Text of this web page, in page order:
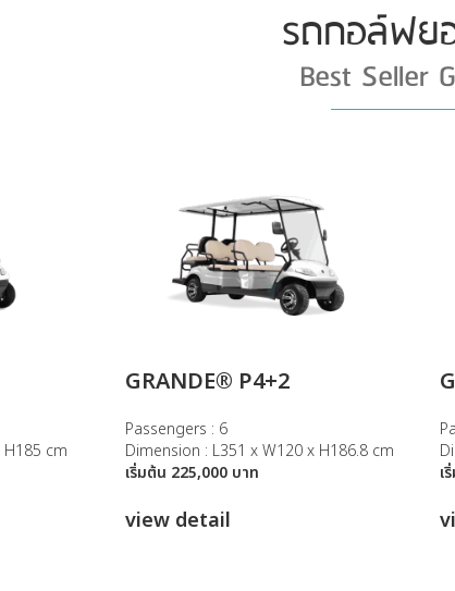
รถกอล์ฟ
Best Seller
cm
GRANDE® P4+2
Passengers : 6
Dimension : L351 x W120 x H186.8 cm
เริ่มต้น 225,000 บาท
view detail
เ